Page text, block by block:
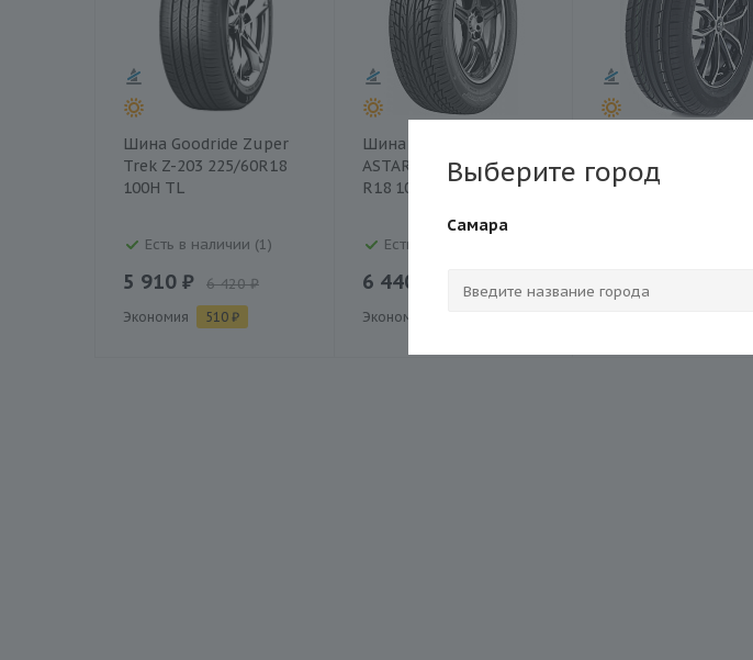
Шина Goodride Zuper
Trek Z-203 225/60R18
100H TL
Есть в наличии (1)
5 910 ₽ 6 420 ₽
Экономия 510 ₽
Шина Белшина BEL-403
ASTARTA SUV 225/60
R18 100H
Есть в наличии (13)
6 440 ₽ 6 570 ₽
Экономия
Pro HP881 225/60R18
100V TL
Выберите город
Самара